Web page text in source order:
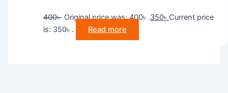
400৳ Original price was: 400৳ .350৳ Current price
is: 350৳ .
Read more